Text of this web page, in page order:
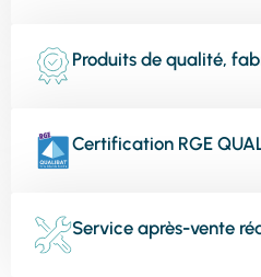
Produits de qualité,
Certification RGE
Service après-vente